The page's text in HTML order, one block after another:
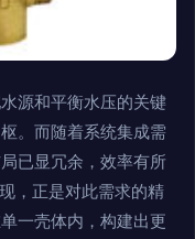
源和平衡水压的关键
。而随着系统集成需
已显冗余，效率有所
，正是对此需求的精
一壳体内，构建出更